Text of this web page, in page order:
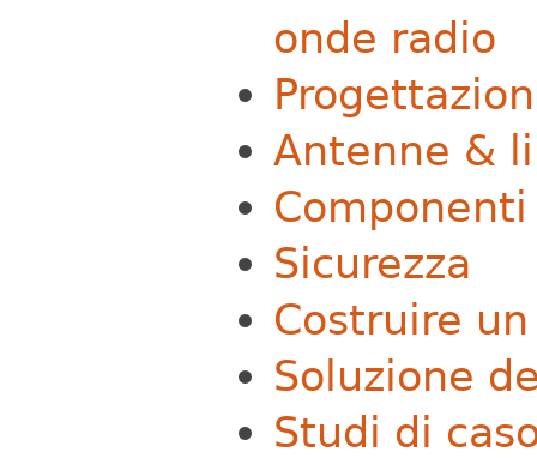
onde radio
Antenne &
Sicurezza
Costruire
Soluzione
Studi di